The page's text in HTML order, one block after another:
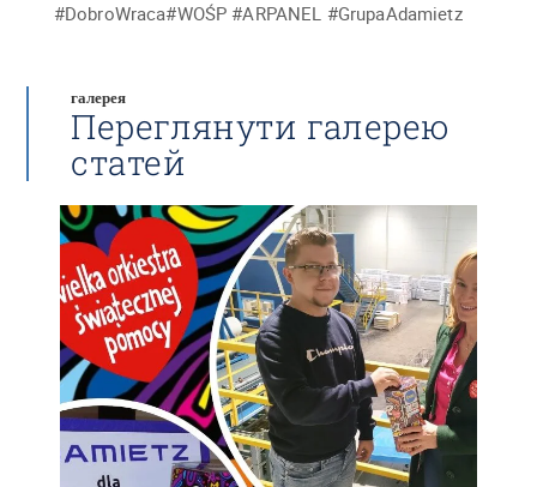
#DobroWraca#WOŚP #ARPANEL #GrupaAdamietz
галерея
Переглянути галерею
статей